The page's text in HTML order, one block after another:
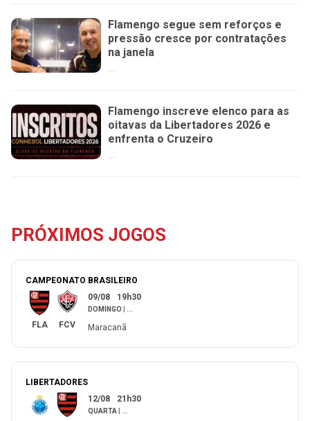
Flamengo segue sem reforços e
pressão cresce por contratações
na janela
Flamengo inscreve elenco para as
oitavas da Libertadores 2026 e
enfrenta o Cruzeiro
...
PRÓXIMOS JOGOS
CAMPEONATO BRASILEIRO
FLA FCV
09/08 19h30
DOMINGO
Maracanã
LIBERTADORES
12/08 21h30
QUARTA